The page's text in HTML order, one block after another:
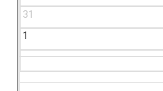
31
1